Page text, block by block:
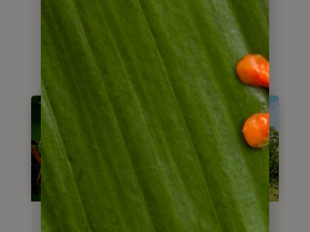
Alternativen &
Kombinationen
Mietwagenreise
Weintäler Chile: Zwischen